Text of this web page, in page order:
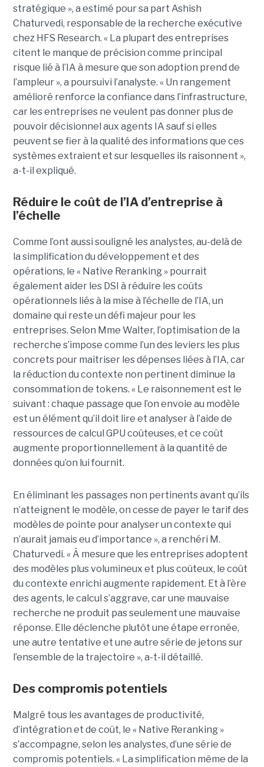
stratégique », a estimé pour sa part Ashish
Chaturvedi, responsable de la recherche exécutive
chez HFS Research. « La plupart des entreprises
citent le manque de précision comme principal
risque lié à l’IA à mesure que son adoption prend de
l’ampleur », a poursuivi l’analyste. « Un rangement
amélioré renforce la confiance dans l’infrastructure,
car les entreprises ne veulent pas donner plus de
pouvoir décisionnel aux agents IA sauf si elles
peuvent se fier à la qualité des informations que ces
systèmes extraient et sur lesquelles ils raisonnent »,
a-t-il expliqué.
Réduire le coût de l’IA d’entreprise à
l’échelle
Comme l’ont aussi souligné les analystes, au-delà de
la simplification du développement et des
opérations, le « Native Reranking » pourrait
également aider les DSI à réduire les coûts
opérationnels liés à la mise à l’échelle de l’IA, un
domaine qui reste un défi majeur pour les
entreprises. Selon Mme Walter, l’optimisation de la
recherche s’impose comme l’un des leviers les plus
concrets pour maîtriser les dépenses liées à l’IA, car
la réduction du contexte non pertinent diminue la
consommation de tokens. « Le raisonnement est le
suivant : chaque passage que l’on envoie au modèle
est un élément qu’il doit lire et analyser à l’aide de
ressources de calcul GPU coûteuses, et ce coût
augmente proportionnellement à la quantité de
données qu’on lui fournit.
En éliminant les passages non pertinents avant qu’ils
n’atteignent le modèle, on cesse de payer le tarif des
modèles de pointe pour analyser un contexte qui
n’aurait jamais eu d’importance », a renchéri M.
Chaturvedi. « À mesure que les entreprises adoptent
des modèles plus volumineux et plus coûteux, le coût
du contexte enrichi augmente rapidement. Et à l’ère
des agents, le calcul s’aggrave, car une mauvaise
recherche ne produit pas seulement une mauvaise
réponse. Elle déclenche plutôt une étape erronée,
une autre tentative et une autre série de jetons sur
l’ensemble de la trajectoire », a-t-il détaillé.
Des compromis potentiels
Malgré tous les avantages de productivité,
d’intégration et de coût, le « Native Reranking »
s’accompagne, selon les analystes, d’une série de
compromis potentiels. « La simplification même de la